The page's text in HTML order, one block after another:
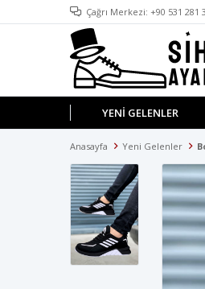
Çağrı Merkezi: +90 531 281
YENI GELENLER
Anasayfa Yeni Gelenler